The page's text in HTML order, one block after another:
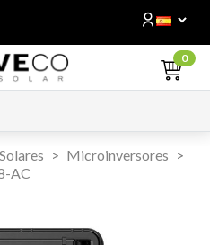
0
Microinversores
AC